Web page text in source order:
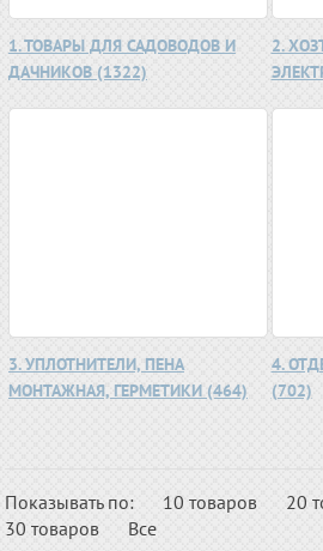
1. ТОВАРЫ ДЛЯ САДОВОДОВ И
ДАЧНИКОВ (1322)
2.
3. УПЛОТНИТЕЛИ, ПЕНА
МОНТАЖНАЯ, ГЕРМЕТИКИ (464)
4.
(702)
Показывать по: 10 товаров
20
30 товаров
Все